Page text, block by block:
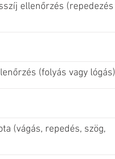
ellenőrzés (repedezés
(folyás vagy lógás)
(vágás, repedés, szög,